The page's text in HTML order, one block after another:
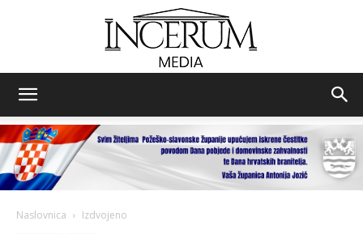
media
Naslovnica Izdvojeno